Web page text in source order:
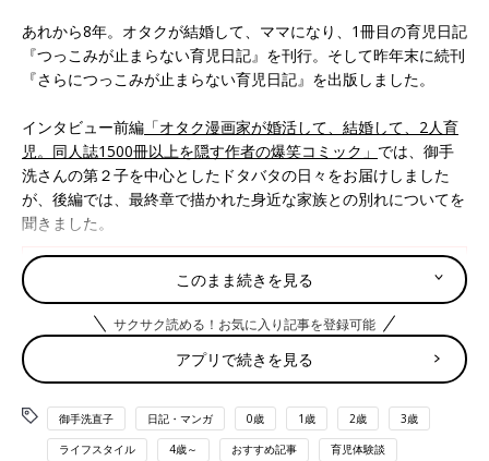
あれから8年。オタクが結婚して、ママになり、1冊目の育児日記
『つっこみが止まらない育児日記』を刊行。そして昨年末に続刊
『さらにつっこみが止まらない育児日記』を出版しました。
インタビュー前編 「オタク漫画家が婚活して、結婚して、2人育
児。同人誌1500冊以上を隠す作者の爆笑コミック」 では、御手
洗さんの第２子を中心としたドタバタの日々をお届けしました
が、後編では、最終章で描かれた身近な家族との別れについてを
聞きました。
オタク漫画家が婚活して、結婚して、2
人育児。同人誌1500冊以上を隠す爆笑コ
ミック
pixivで累計閲覧数1100万以上を誇るコミック
エッセイスト、御手洗直子さん。日常をどこか
覚めた目で切り取りつつも、爆笑シーンをあち
こち盛り込むことで話題に。とくに自身の婚活
を描いた「31歳BLマンガ家が婚活するとこうな
る」（新書館）は話題に。あれから8年。オタ
クが結婚して、ママになり…。
爆笑コミックエッセイストが描くまさかの身内の
死
このまま続きを見る
サクサク読める！お気に入り記事を登録可能
アプリで続きを見る
御手洗直子 日記・マンガ 0歳 1歳 2歳 3歳
ライフスタイル 4歳～ おすすめ記事 育児体験談